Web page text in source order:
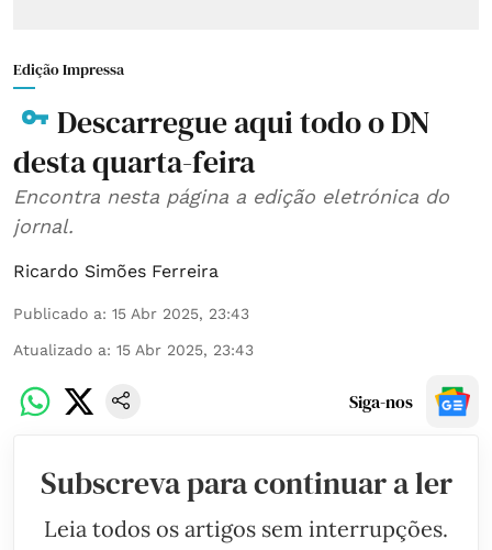
Edição Impressa
Descarregue aqui todo o DN
desta quarta-feira
Encontra nesta página a edição eletrónica do
jornal.
Ricardo Simões Ferreira
Publicado a: 15 Abr 2025, 23:43
Atualizado a: 15 Abr 2025, 23:43
Siga-nos
Subscreva para continuar a ler
Leia todos os artigos sem interrupções.